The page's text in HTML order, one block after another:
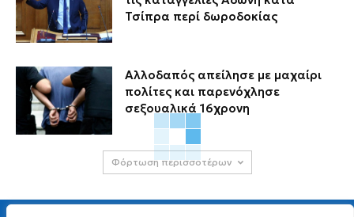
Τσίπρα περί δωροδοκίας
Αλλοδαπός απείλησε με μαχαίρι
πολίτες και παρενόχλησε
σεξουαλικά 16χρονη
Φόρτωση περισσοτέρων